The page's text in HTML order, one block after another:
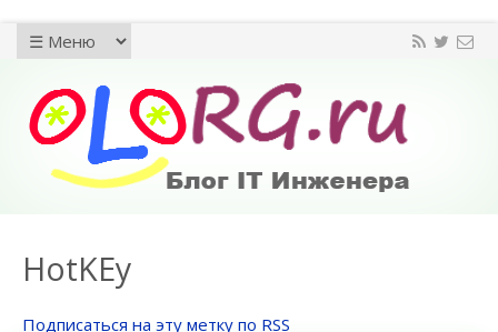
HotKEy
Подписаться на эту метку по RSS